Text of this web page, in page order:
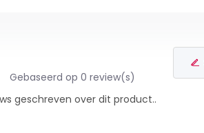
Gebaseerd op 0 review(s)
geschreven over dit product..